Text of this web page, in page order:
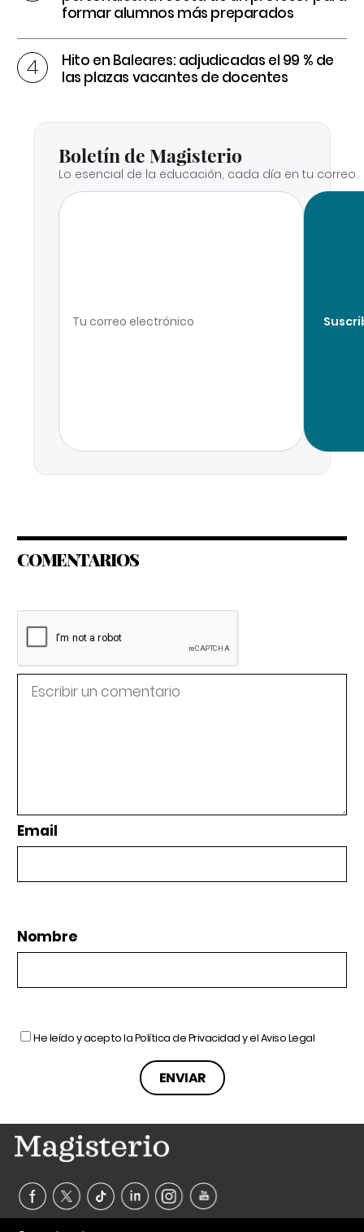
formar alumnos más preparados
Hito en Baleares: adjudicadas el 99 % de
las plazas vacantes de docentes
Boletín de Magisterio
Lo esencial de la educación, cada día en tu correo.
COMENTARIOS
Email
Nombre
He leído y acepto laPolítica de Privacidady elAviso Legal